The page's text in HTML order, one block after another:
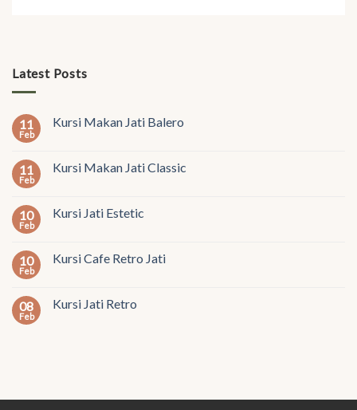
Latest Posts
11
Feb
Kursi Makan Jati Balero
11
Feb
Kursi Makan Jati Classic
10
Feb
Kursi Jati Estetic
10
Feb
Kursi Cafe Retro Jati
08
Feb
Kursi Jati Retro